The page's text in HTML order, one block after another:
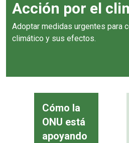
Acción por el
Adoptar medidas urgentes para
climático y sus efectos.
Cómo la
ONU está
apoyando